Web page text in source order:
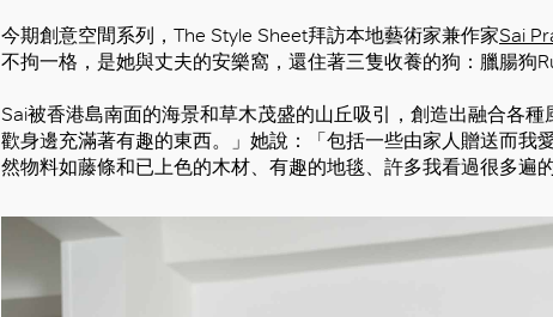
今期創意空間系列，The Style Sheet拜訪本地藝術家兼作家Sai
不拘一格，是她與丈夫的安樂窩，還住著三隻收養的狗：臘腸狗
Sai被香港島南面的海景和草木茂盛的山丘吸引，創造出融合各
歡身邊充滿著有趣的東西。」她說：「包括一些由家人贈送而我
然物料如藤條和已上色的木材、有趣的地毯、許多我看過很多遍